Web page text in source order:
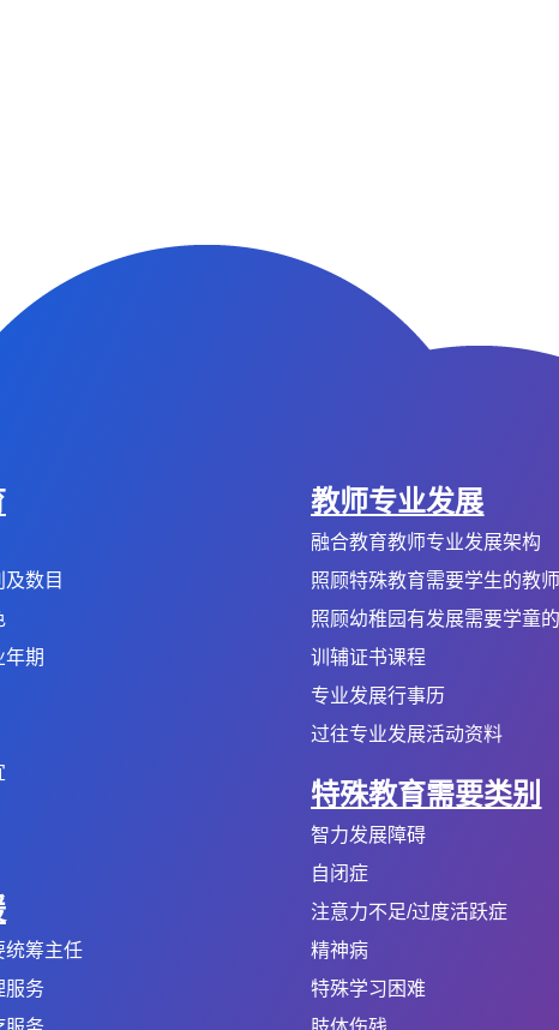
数目
年期
统筹主任
服务
教师专业发展
融合教育教师专业发展架构
照顾特殊教育需要学生的教
照顾幼稚园有发展需要学童
训辅证书课程
专业发展行事历
过往专业发展活动资料
特殊教育需要类别
智力发展障碍
自闭症
注意力不足/过度活跃症
精神病
特殊学习困难